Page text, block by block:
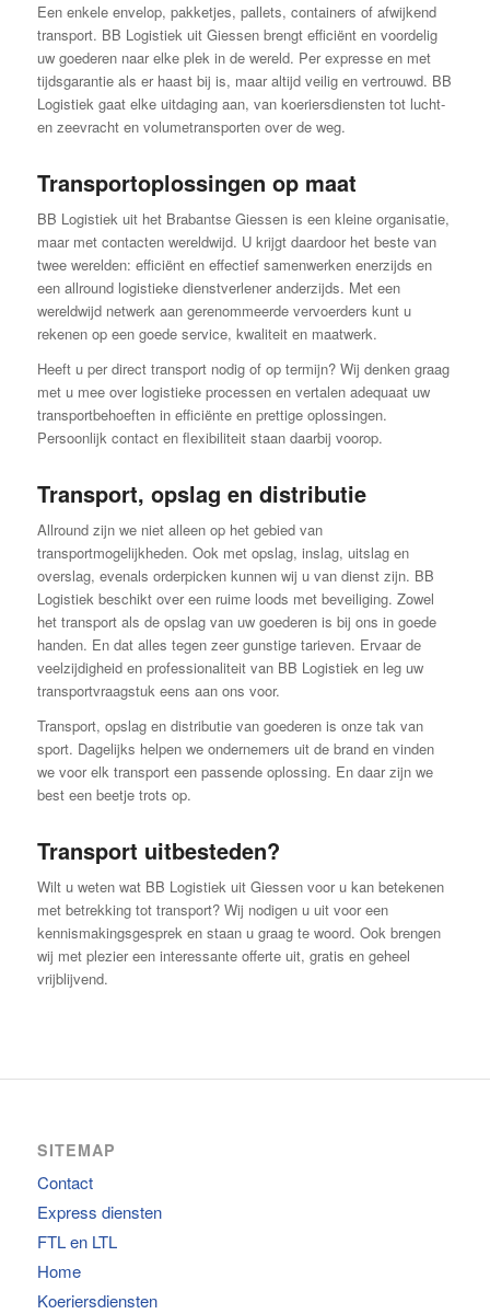
Een enkele envelop, pakketjes, pallets, containers of afwijkend
transport. BB Logistiek uit Giessen brengt efficiënt en voordelig
uw goederen naar elke plek in de wereld. Per expresse en met
tijdsgarantie als er haast bij is, maar altijd veilig en vertrouwd. BB
Logistiek gaat elke uitdaging aan, van koeriersdiensten tot lucht-
en zeevracht en volumetransporten over de weg.
Transportoplossingen op maat
BB Logistiek uit het Brabantse Giessen is een kleine organisatie,
maar met contacten wereldwijd. U krijgt daardoor het beste van
twee werelden: efficiënt en effectief samenwerken enerzijds en
een allround logistieke dienstverlener anderzijds. Met een
wereldwijd netwerk aan gerenommeerde vervoerders kunt u
rekenen op een goede service, kwaliteit en maatwerk.
Heeft u per direct transport nodig of op termijn? Wij denken graag
met u mee over logistieke processen en vertalen adequaat uw
transportbehoeften in efficiënte en prettige oplossingen.
Persoonlijk contact en flexibiliteit staan daarbij voorop.
Transport, opslag en distributie
Allround zijn we niet alleen op het gebied van
transportmogelijkheden. Ook met opslag, inslag, uitslag en
overslag, evenals orderpicken kunnen wij u van dienst zijn. BB
Logistiek beschikt over een ruime loods met beveiliging. Zowel
het transport als de opslag van uw goederen is bij ons in goede
handen. En dat alles tegen zeer gunstige tarieven. Ervaar de
veelzijdigheid en professionaliteit van BB Logistiek en leg uw
transportvraagstuk eens aan ons voor.
Transport, opslag en distributie van goederen is onze tak van
sport. Dagelijks helpen we ondernemers uit de brand en vinden
we voor elk transport een passende oplossing. En daar zijn we
best een beetje trots op.
Transport uitbesteden?
Wilt u weten wat BB Logistiek uit Giessen voor u kan betekenen
met betrekking tot transport? Wij nodigen u uit voor een
kennismakingsgesprek en staan u graag te woord. Ook brengen
wij met plezier een interessante offerte uit, gratis en geheel
vrijblijvend.
SITEMAP
Contact
Express diensten
FTL en LTL
Home
Koeriersdiensten